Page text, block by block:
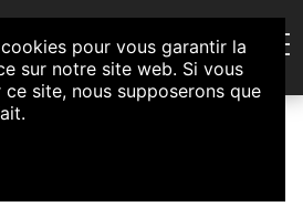
et d'Initiatives Citoyennes
pour vous garantir la
sur notre site web. Si vous
site, nous supposerons que